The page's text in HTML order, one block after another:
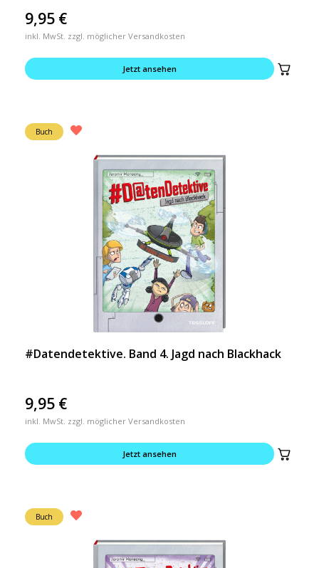
9,95 €
inkl. MwSt. zzgl. möglicher Versandkosten
Jetzt ansehen
Buch
#Datendetektive. Band 4. Jagd nach Blackhack
9,95 €
inkl. MwSt. zzgl. möglicher Versandkosten
Jetzt ansehen
Buch